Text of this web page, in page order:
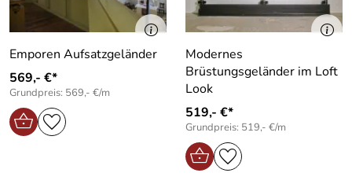
Emporen Aufsatzgeländer
569,- €*
Grundpreis: 569,- €/m
Modernes
Brüstungsgeländer im Loft
Look
519,- €*
Grundpreis: 519,- €/m